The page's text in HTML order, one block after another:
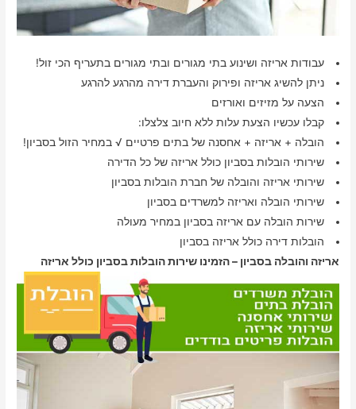
עבודות אריזה ושינוע בתי מגורים ובתי מגורים בתעריף הכי זול!
ניתן להשיג אריזה ופירוק והעברת דירה מהרגע להרגע
הצעה על מזיזים ואורזים
קבלו עכשיו הצעת עלות ללא חיוב צלצלו:
הובלה + אריזה + אחסנה של בתים פרטיים √ במחיר הזול בסביון!
שירותי הובלות בסביון כולל אריזה של כל הדירה
שירותי אריזה והובלה של חברת הובלות בסביון
שירותי הובלה ואריזה למשרדים בסביון
שירות הובלה עם אריזה בסביון במחיר מעולה
הובלות דירה כולל אריזה בסביון
אריזה והובלה בסביון – הזמינו שירות הובלות בסביון כולל אריזה